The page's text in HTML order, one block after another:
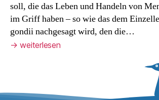
soll, die das Leben und Handeln von
im Griff haben – so wie das dem
gondii nachgesagt wird, den die…
→ weiterlesen